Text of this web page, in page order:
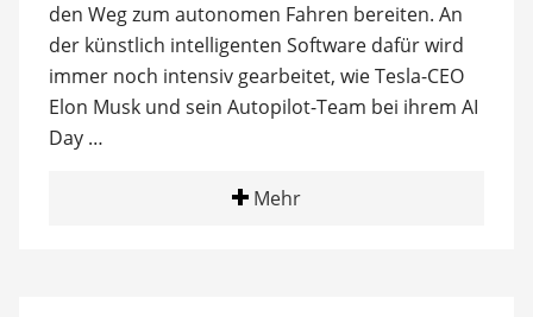
den Weg zum autonomen Fahren bereiten. An
der künstlich intelligenten Software dafür wird
immer noch intensiv gearbeitet, wie Tesla-CEO
Elon Musk und sein Autopilot-Team bei ihrem AI
Day …
Mehr